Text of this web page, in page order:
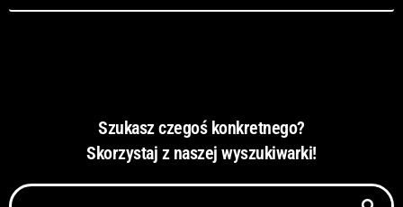
Szukasz czegoś konkretnego?
Skorzystaj z naszej wyszukiwarki!
Szukaj